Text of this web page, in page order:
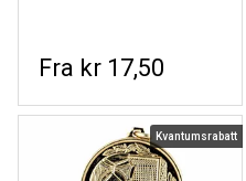
kr 17,50
Kvantumsrabatt